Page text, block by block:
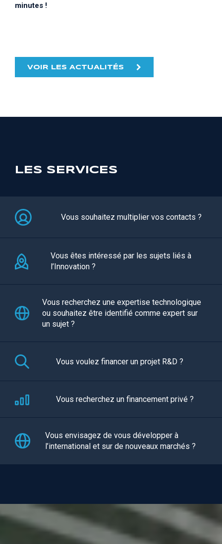
minutes !
VOIR LES ACTUALITÉS
LES SERVICES
Vous souhaitez multiplier vos contacts ?
Vous êtes intéressé par les sujets liés à
l’Innovation ?
Vous recherchez une expertise technologique
ou souhaitez être identifié comme expert sur
un sujet ?
Vous voulez financer un projet R&D ?
Vous recherchez un financement privé ?
Vous envisagez de vous développer à
l’international et sur de nouveaux marchés ?